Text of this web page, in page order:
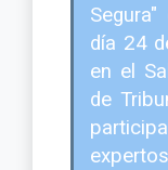
día 24
en el
de